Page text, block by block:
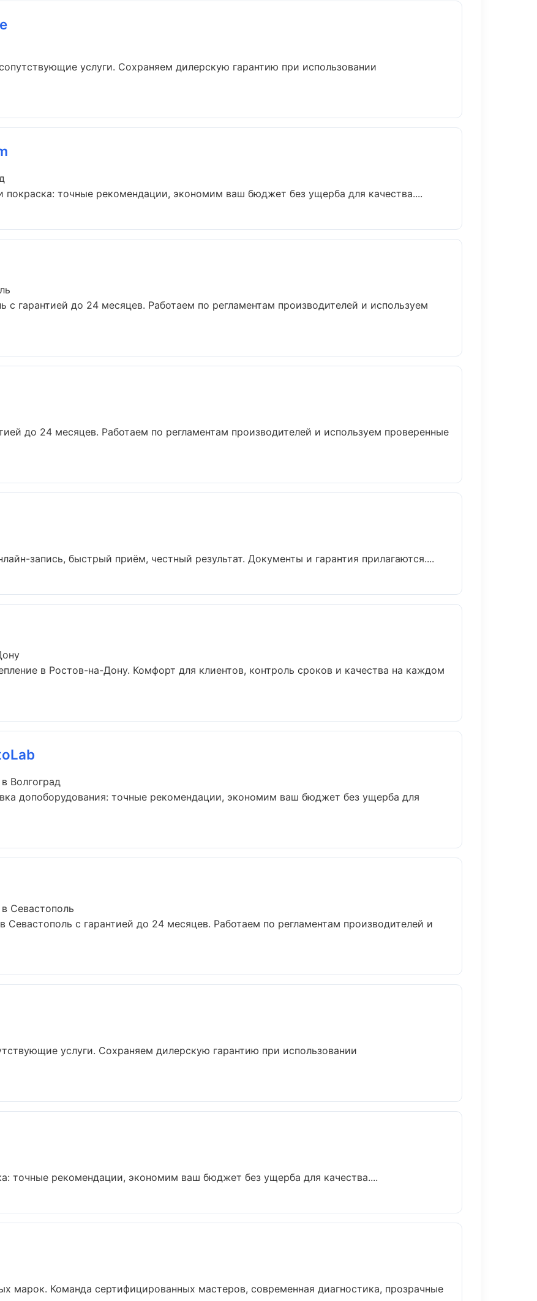
услуги. Сохраняем дилерскую гарантию при использовании
покраска: точные рекомендации, экономим ваш бюджет без ущерба для качества....
с гарантией до 24 месяцев. Работаем по регламентам производителей и используем
до 24 месяцев. Работаем по регламентам производителей и используем проверенные
запись, быстрый приём, честный результат. Документы и гарантия прилагаются....
в Ростов-на-Дону. Комфорт для клиентов, контроль сроков и качества на каждом
Волгоград
допоборудования: точные рекомендации, экономим ваш бюджет без ущерба для
Севастополь
Севастополь с гарантией до 24 месяцев. Работаем по регламентам производителей и
услуги. Сохраняем дилерскую гарантию при использовании
точные рекомендации, экономим ваш бюджет без ущерба для качества....
марок. Команда сертифицированных мастеров, современная диагностика, прозрачные